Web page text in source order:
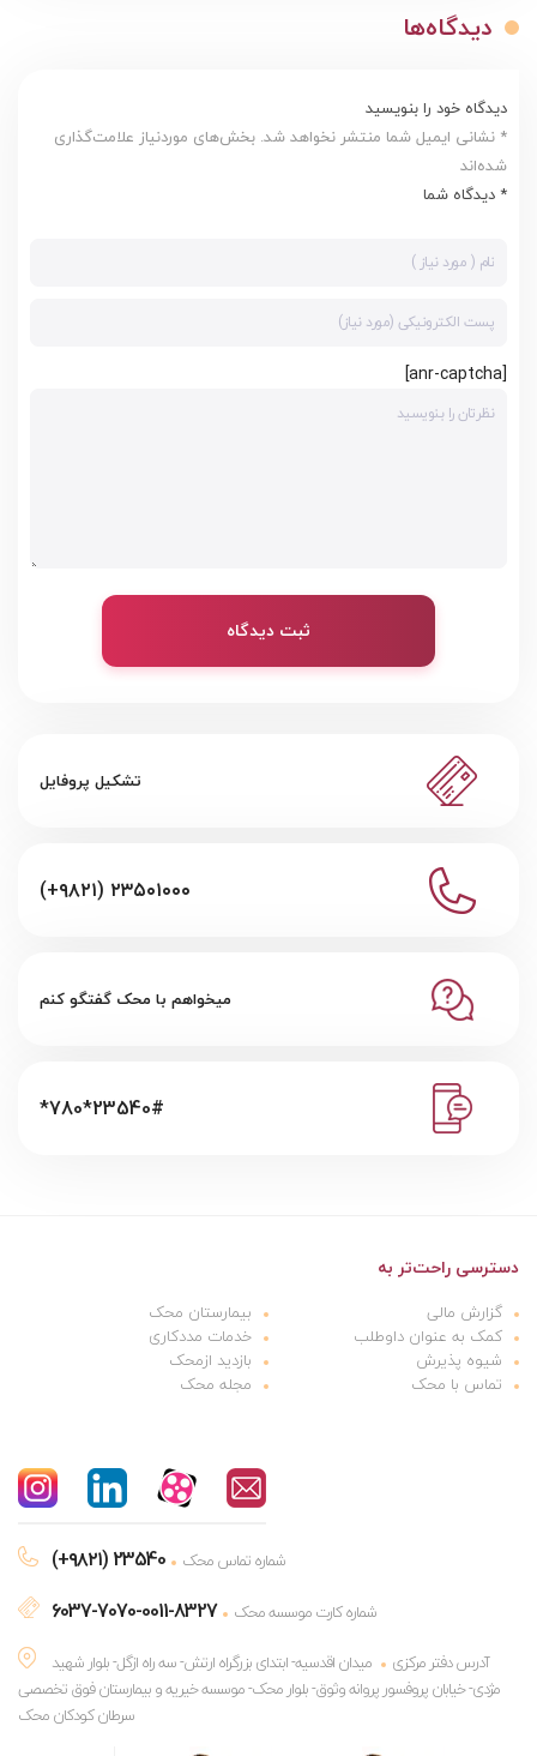
دیدگاه‌ها
دیدگاه خود را بنویسید
* نشانی ایمیل شما منتشر نخواهد شد. بخش‌های موردنیاز علامت‌گذاری
شده‌اند
* دیدگاه شما
[anr-captcha]
ثبت دیدگاه
تشکیل پروفایل
(+۹۸۲۱) ۲۳۵۰۱۰۰۰
میخواهم با محک گفتگو کنم
*780*23540#
دسترسی راحت‌تر به
گزارش مالی
بیمارستان محک
کمک به عنوان داوطلب
خدمات مددکاری
شیوه پذیرش
بازدید ازمحک
تماس با محک
مجله محک
(+۹۸۲۱) 23540 شماره تماس محک
6037-7070-0011-8327
شماره کارت موسسه محک
آدرس دفتر مرکزی
میدان اقدسیه- ابتدای بزرگراه ارتش- سه راه ازگل- بلوار شهید
مژدی- خیابان پروفسور پروانه وثوق- بلوار محک- موسسه خیریه و بیمارستان فوق تخصصی
سرطان کودکان محک